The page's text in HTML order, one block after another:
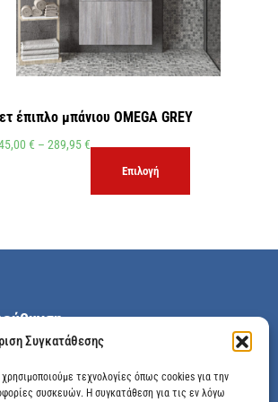
Συγκατάθεσης
τεχνολογίες όπως cookies για την
συσκευών. Η συγκατάθεση για τις εν λόγω
έπιπλο μπάνιου OMEGA GREY
€ – 289,95€
Επιλογή
Μεγάλης Χώρας 89, Αγρίνιο, Τ.Κ: 30100